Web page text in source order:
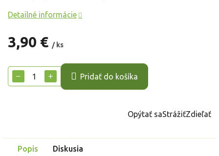
3,90 € / ks
cena:
+
− Pridať do košíka
Detailné informácie
Opýtať saStrážiťZdieľať
Popis Diskusia